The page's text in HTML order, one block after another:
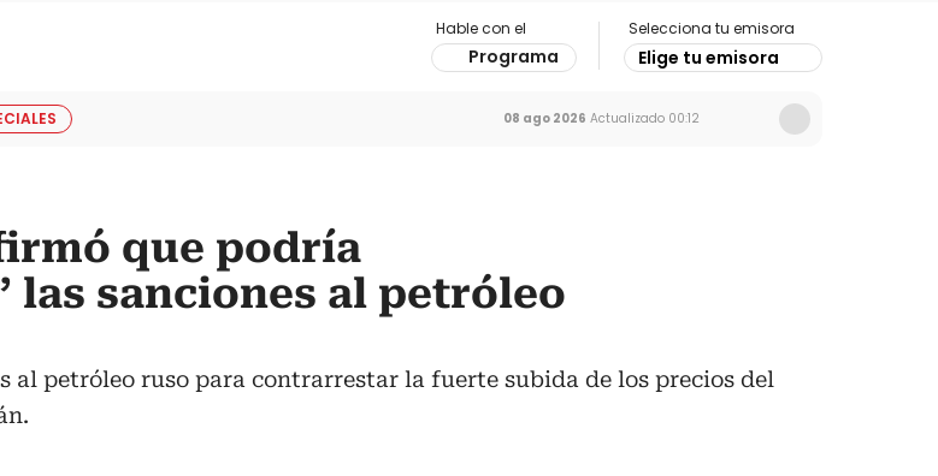
Hable con el
Programa
Selecciona tu emisora
Elige tu emisora
08 ago 2026 Actualizado 00:12
que podría
las sanciones al petróleo
al petróleo ruso para contrarrestar la fuerte subida de los precios del